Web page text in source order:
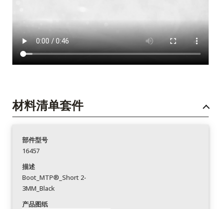
材料清单套件
部件型号
16457
描述
Boot_MTP®_Short 2-
3MM_Black
产品图纸